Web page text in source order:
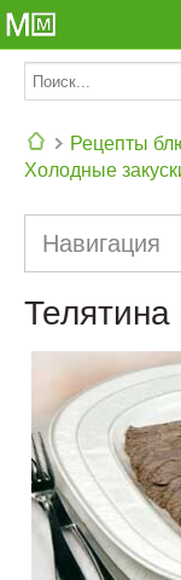
Рецепты
Холодные
Навигация
Телятина